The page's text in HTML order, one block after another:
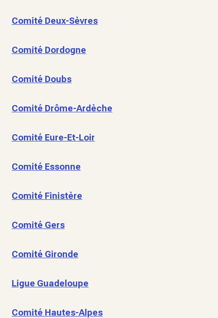
Comité Deux-Sèvres
Comité Dordogne
Comité Doubs
Comité Drôme-Ardèche
Comité Eure-Et-Loir
Comité Essonne
Comité Finistère
Comité Gers
Comité Gironde
Ligue Guadeloupe
Comité Hautes-Alpes